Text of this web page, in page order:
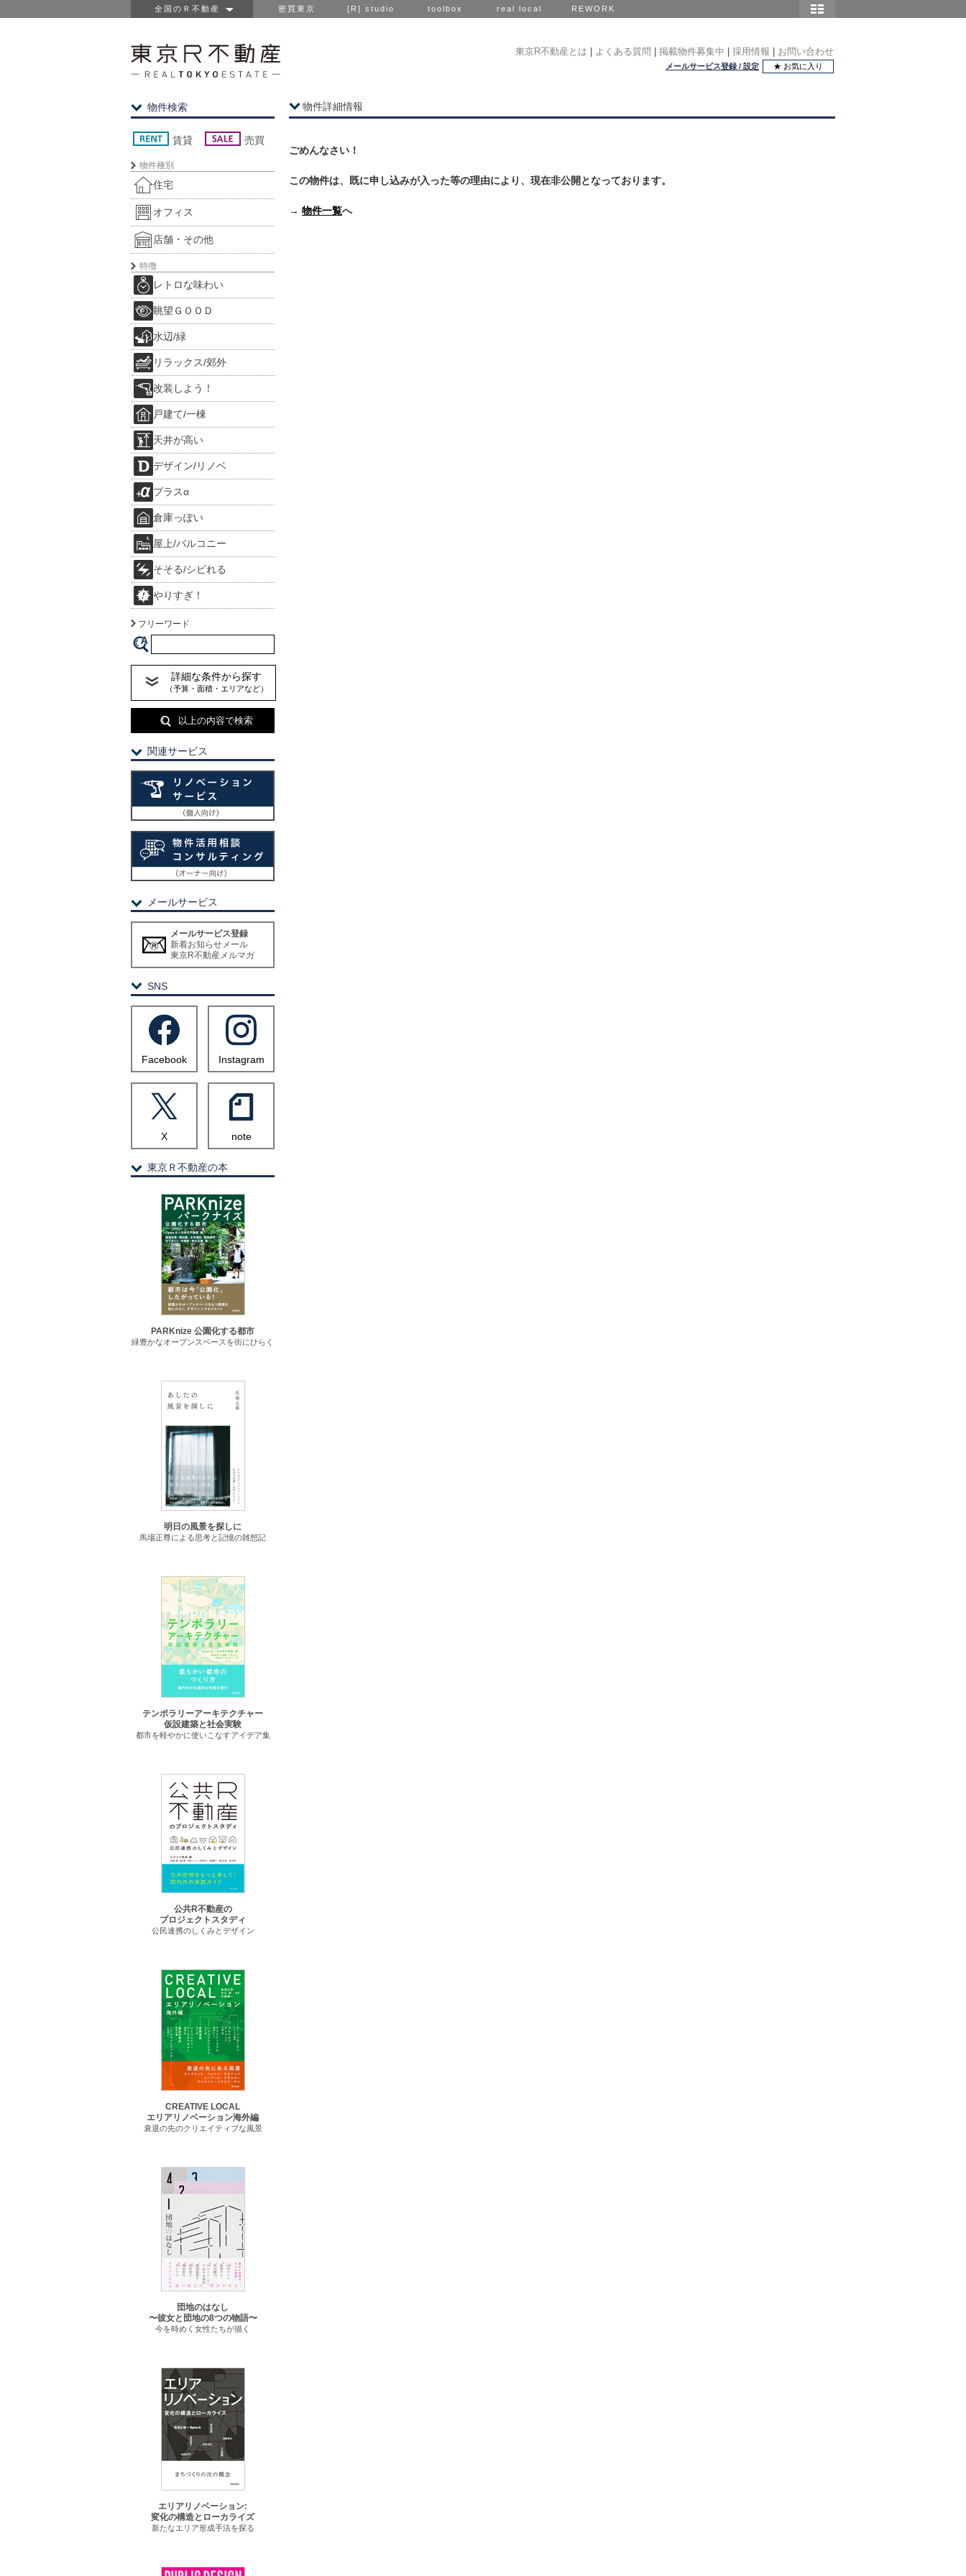
全国のＲ不動産 密買東京 [R] studio toolbox real local REWORK
東京R不動産とは よくある質問 掲載物件募集中 採用情報 お問い合わせ
メールサービス登録 / 設定 ★ お気に入り
物件詳細情報
ごめんなさい！
この物件は、既に申し込みが入った等の理由により、現在非公開となっております。
→ 物件一覧へ
物件検索
賃貸 売買
物件種別
住宅
オフィス
店舗・その他
特徴
レトロな味わい
眺望ＧＯＯＤ
水辺/緑
リラックス/郊外
改装しよう！
戸建て/一棟
天井が高い
デザイン/リノベ
プラスα
倉庫っぽい
屋上/バルコニー
そそる/シビれる
やりすぎ！
フリーワード
詳細な条件から探す
（予算・面積・エリアなど）
以上の内容で検索
関連サービス
メールサービス
メールサービス登録
新着お知らせメール
東京R不動産メルマガ
SNS
Facebook Instagram
X note
東京Ｒ不動産の本
PARKnize 公園化する都市
緑豊かなオープンスペースを街にひらく
明日の風景を探しに
馬場正尊による思考と記憶の雑想記
テンポラリーアーキテクチャー
仮設建築と社会実験
都市を軽やかに使いこなすアイデア集
公共R不動産の
プロジェクトスタディ
公民連携のしくみとデザイン
CREATIVE LOCAL
エリアリノベーション海外編
衰退の先のクリエイティブな風景
団地のはなし
〜彼女と団地の8つの物語〜
今を時めく女性たちが描く
エリアリノベーション:
変化の構造とローカライズ
新たなエリア形成手法を探る